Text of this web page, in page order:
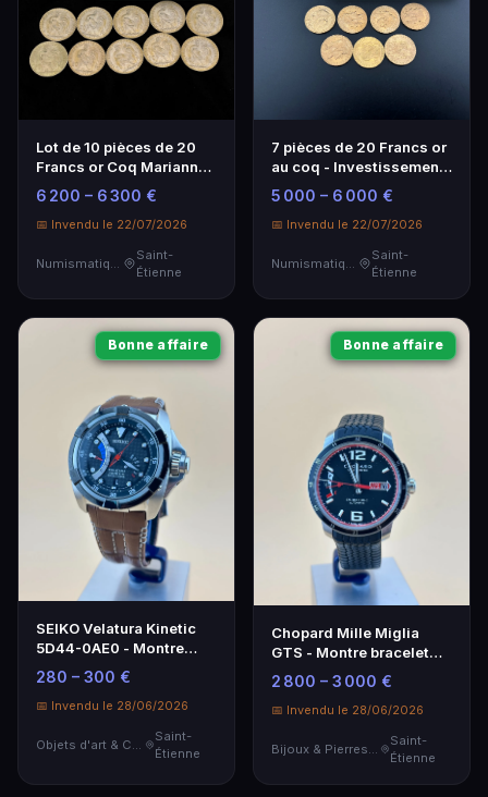
Lot de 10 pièces de 20
Francs or Coq Marianne -
Investissement
Numismatique
6 200 – 6 300 €
📅 Invendu le 22/07/2026
Saint-
Étienne
7 pièces de 20 Francs or
au coq - Investissement
Numismatique
5 000 – 6 000 €
📅 Invendu le 22/07/2026
Saint-
Étienne
Bonne affaire
SEIKO Velatura Kinetic
5D44-0AE0 - Montre
Homme en Acier et Cuir
280 – 300 €
📅 Invendu le 28/06/2026
Saint-
Étienne
Bonne affaire
Chopard Mille Miglia
GTS - Montre bracelet
homme en acier
2 800 – 3 000 €
📅 Invendu le 28/06/2026
Saint-
Étienne